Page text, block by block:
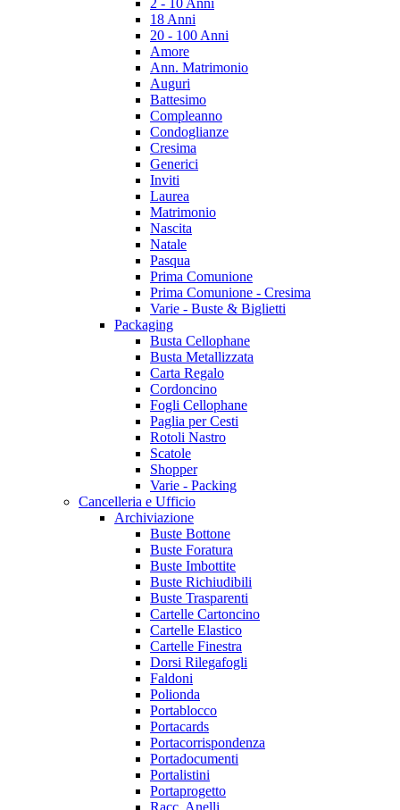
2 - 10 Anni
18 Anni
20 - 100 Anni
Amore
Ann. Matrimonio
Auguri
Battesimo
Compleanno
Condoglianze
Cresima
Generici
Inviti
Laurea
Matrimonio
Nascita
Natale
Pasqua
Prima Comunione
Prima Comunione - Cresima
Varie - Buste & Biglietti
Packaging
Busta Cellophane
Busta Metallizzata
Carta Regalo
Cordoncino
Fogli Cellophane
Paglia per Cesti
Rotoli Nastro
Scatole
Shopper
Varie - Packing
Cancelleria e Ufficio
Archiviazione
Buste Bottone
Buste Foratura
Buste Imbottite
Buste Richiudibili
Buste Trasparenti
Cartelle Cartoncino
Cartelle Elastico
Cartelle Finestra
Dorsi Rilegafogli
Faldoni
Polionda
Portablocco
Portacards
Portacorrispondenza
Portadocumenti
Portalistini
Portaprogetto
Racc. Anelli